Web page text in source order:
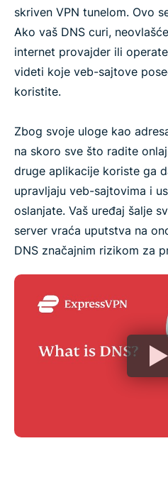
skriven VPN tunelom. Ovo
Ako vaš DNS curi,
internet provajder ili
videti koje veb-sajtove
koristite.
Zbog svoje uloge kao
na skoro sve što radite
druge aplikacije koriste ga
upravljaju veb-sajtovima i
oslanjate. Vaš uređaj šalje
server vraća uputstva na
DNS značajnim rizikom za